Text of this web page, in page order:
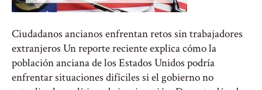
Ciudadanos ancianos enfrentan retos sin trabajadores
extranjeros Un reporte reciente explica cómo la
población anciana de los Estados Unidos podría
enfrentar situaciones difíciles si el gobierno no